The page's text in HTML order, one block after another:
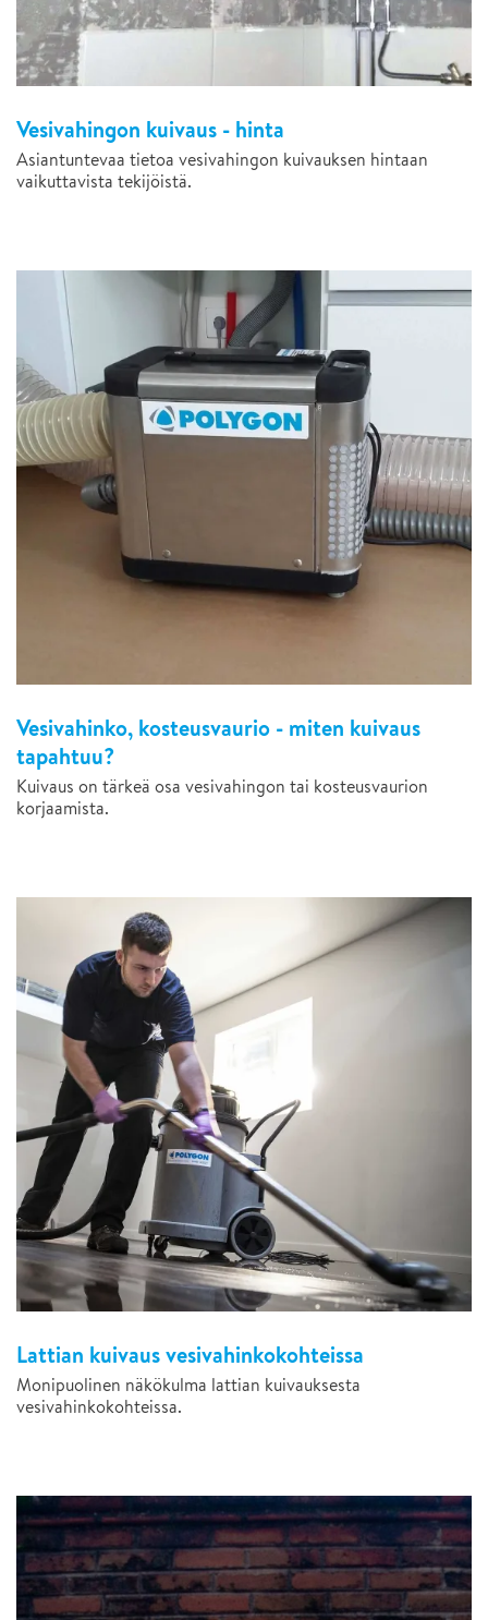
Vesivahingon kuivaus - hinta
Asiantuntevaa tietoa vesivahingon kuivauksen hintaan
vaikuttavista tekijöistä.
Vesivahinko, kosteusvaurio - miten kuivaus
tapahtuu?
Kuivaus on tärkeä osa vesivahingon tai kosteusvaurion
korjaamista.
Lattian kuivaus vesivahinkokohteissa
Monipuolinen näkökulma lattian kuivauksesta
vesivahinkokohteissa.